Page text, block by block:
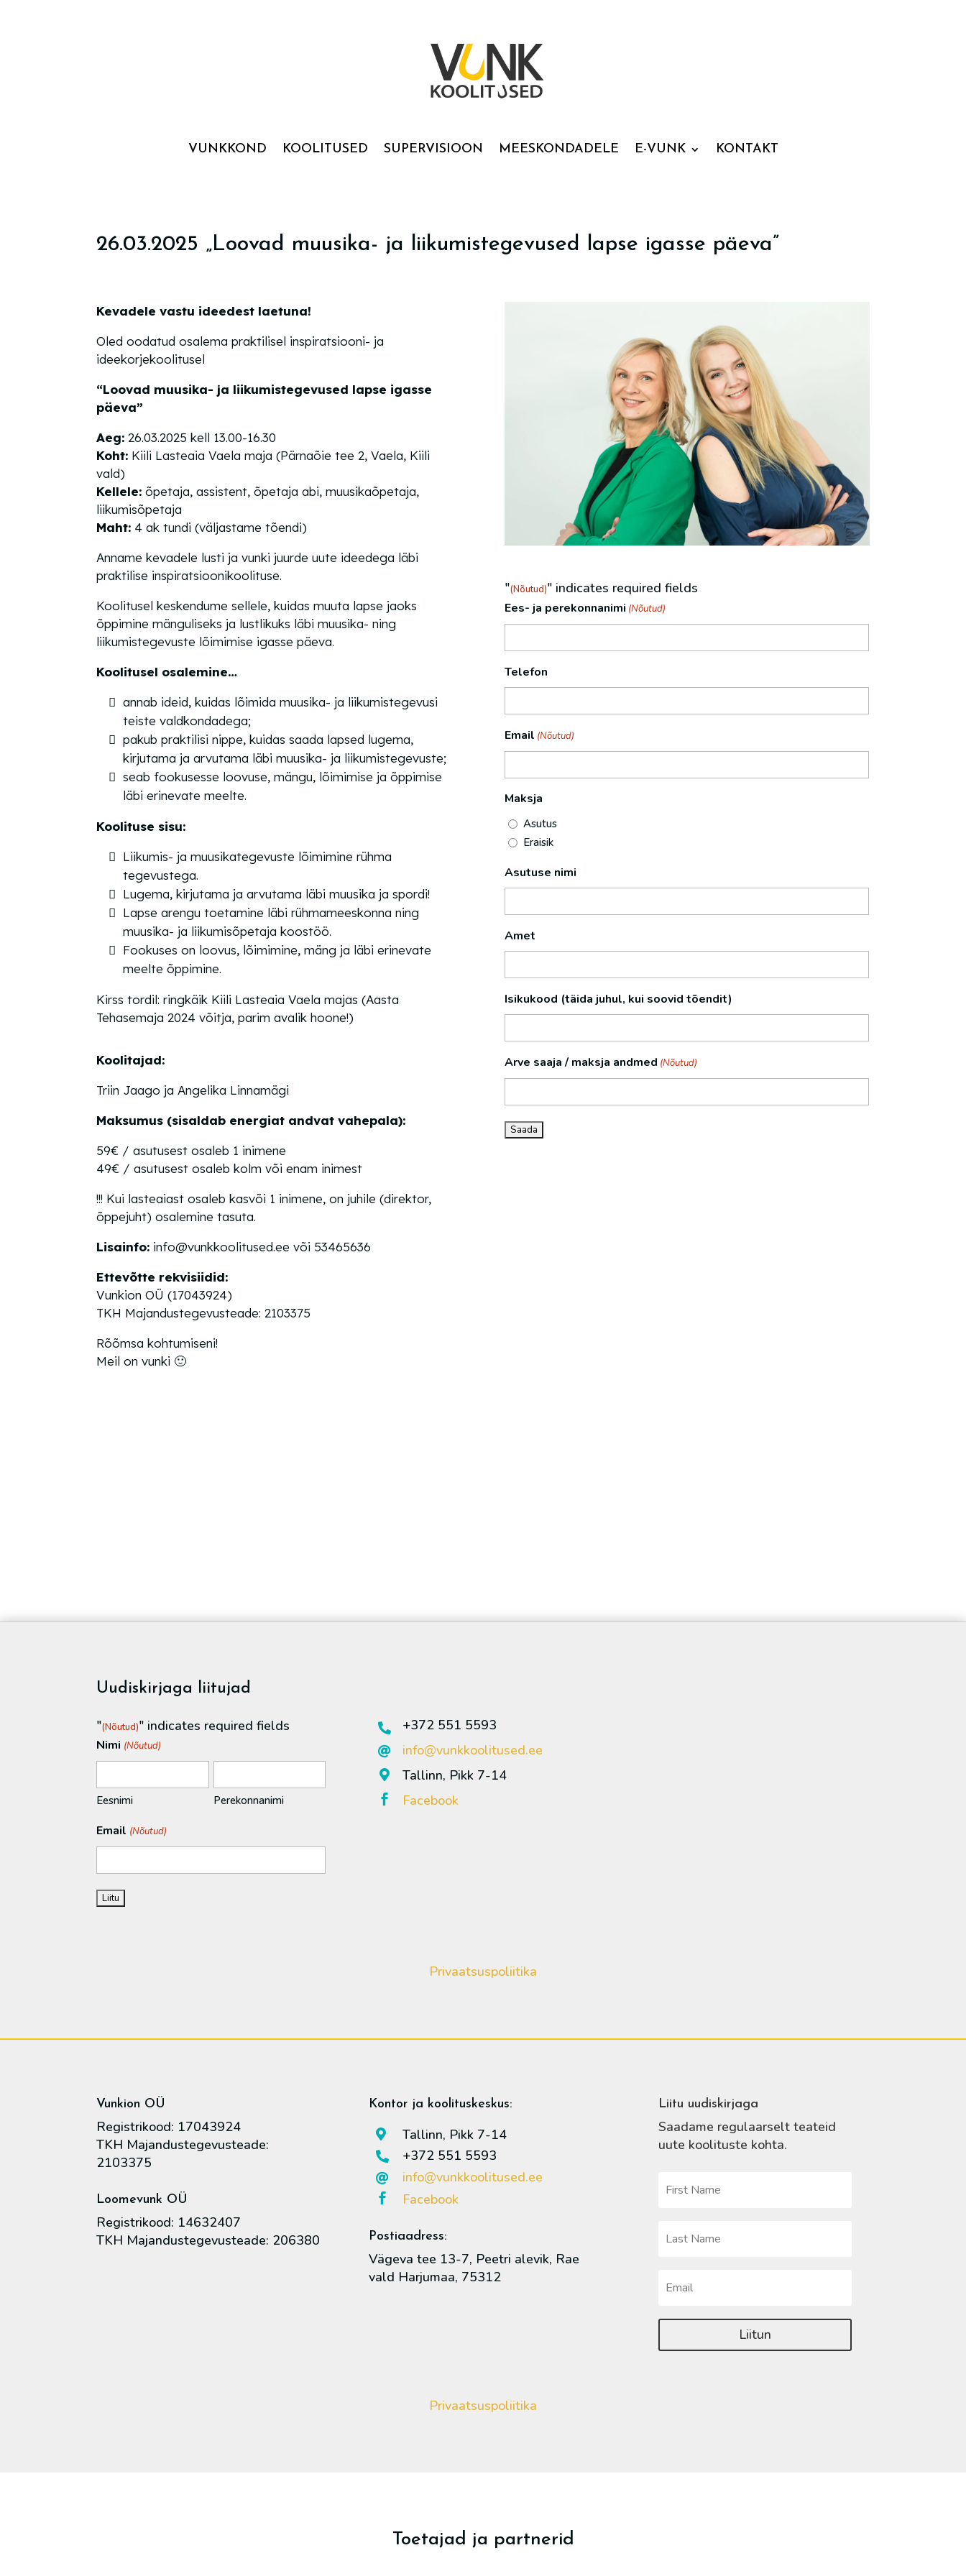
VUNKKOND KOOLITUSED SUPERVISIOON MEESKONDADELE E-VUNK KONTAKT
26.03.2025 „Loovad muusika- ja liikumistegevused lapse igasse päeva”
Kevadele vastu ideedest laetuna!
Oled oodatud osalema praktilisel inspiratsiooni- ja
ideekorjekoolitusel
“Loovad muusika- ja liikumistegevused lapse igasse
päeva”
Aeg: 26.03.2025 kell 13.00-16.30
Koht: Kiili Lasteaia Vaela maja (Pärnaõie tee 2, Vaela, Kiili
vald)
Kellele: õpetaja, assistent, õpetaja abi, muusikaõpetaja,
liikumisõpetaja
Maht: 4 ak tundi (väljastame tõendi)
Anname kevadele lusti ja vunki juurde uute ideedega läbi
praktilise inspiratsioonikoolituse.
Koolitusel keskendume sellele, kuidas muuta lapse jaoks
õppimine mänguliseks ja lustlikuks läbi muusika- ning
liikumistegevuste lõimimise igasse päeva.
Koolitusel osalemine…
annab ideid, kuidas lõimida muusika- ja liikumistegevusi
teiste valdkondadega;
pakub praktilisi nippe, kuidas saada lapsed lugema,
kirjutama ja arvutama läbi muusika- ja liikumistegevuste;
seab fookusesse loovuse, mängu, lõimimise ja õppimise
läbi erinevate meelte.
Koolituse sisu:
Liikumis- ja muusikategevuste lõimimine rühma
tegevustega.
Lugema, kirjutama ja arvutama läbi muusika ja spordi!
Lapse arengu toetamine läbi rühmameeskonna ning
muusika- ja liikumisõpetaja koostöö.
Fookuses on loovus, lõimimine, mäng ja läbi erinevate
meelte õppimine.
Kirss tordil:ringkäik Kiili Lasteaia Vaela majas (Aasta
Tehasemaja 2024 võitja, parim avalik hoone!)
Koolitajad:
Triin Jaago ja Angelika Linnamägi
Maksumus (sisaldab energiat andvat vahepala):
59€ / asutusest osaleb 1 inimene
49€ / asutusest osaleb kolm või enam inimest
!!! Kui lasteaiast osaleb kasvõi 1 inimene, on juhile (direktor,
õppejuht) osalemine tasuta.
Lisainfo: info@vunkkoolitused.ee või 53465636
Ettevõtte rekvisiidid:
Vunkion OÜ (17043924)
TKH Majandustegevusteade: 2103375
Rõõmsa kohtumiseni!
Meil on vunki 🙂
"(Nõutud)" indicates required fields
Ees- ja perekonnanimi (Nõutud)
Telefon
Email (Nõutud)
Maksja
Asutus
Eraisik
Asutuse nimi
Amet
Isikukood (täida juhul, kui soovid tõendit)
Arve saaja / maksja andmed (Nõutud)
Uudiskirjaga liitujad
"(Nõutud)" indicates required fields
Nimi (Nõutud)
Eesnimi Perekonnanimi
Email (Nõutud)
 +372 551 5593
 info@vunkkoolitused.ee
 Tallinn, Pikk 7-14
 Facebook
Privaatsuspoliitika
Vunkion OÜ
Registrikood: 17043924
TKH Majandustegevusteade:
2103375
Loomevunk OÜ
Registrikood: 14632407
TKH Majandustegevusteade: 206380
Kontor ja koolituskeskus:
 Tallinn, Pikk 7-14
 +372 551 5593
 info@vunkkoolitused.ee
 Facebook
Postiaadress:
Vägeva tee 13-7, Peetri alevik, Rae
vald Harjumaa, 75312
Liitu uudiskirjaga
Saadame regulaarselt teateid
uute koolituste kohta.
Liitun
Privaatsuspoliitika
Toetajad ja partnerid